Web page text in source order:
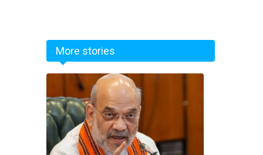
More stories